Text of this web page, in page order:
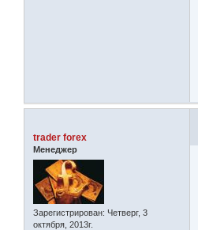
trader forex
Менеджер
Зарегистрирован: Четверг, 3
октября, 2013г.